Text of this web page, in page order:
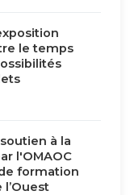
le temps
à la
l'OMAOC
formation